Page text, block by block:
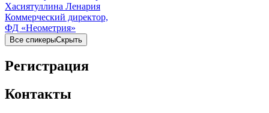
Хасиятуллина Ленария
Коммерческий директор,
ФД «Неометрия»
Все спикерыСкрыть
Регистрация
Контакты